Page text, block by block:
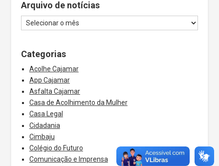
Arquivo de notícias
Categorias
Acolhe Cajamar
App Cajamar
Asfalta Cajamar
Casa de Acolhimento da Mulher
Casa Legal
Cidadania
Cimbaju
Colégio do Futuro
Comunicação e Imprensa